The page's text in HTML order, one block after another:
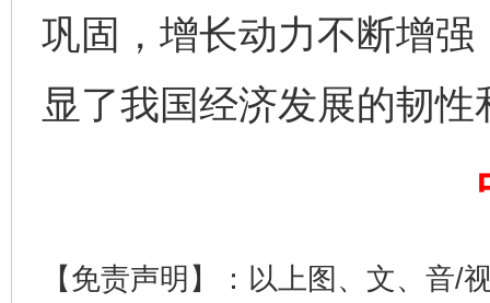
巩固，增长动力不断增
显了我国经济发展的韧性
【免责声明】：以上图、文、音/
完善运行机制助力责任有效落实 一纸欠